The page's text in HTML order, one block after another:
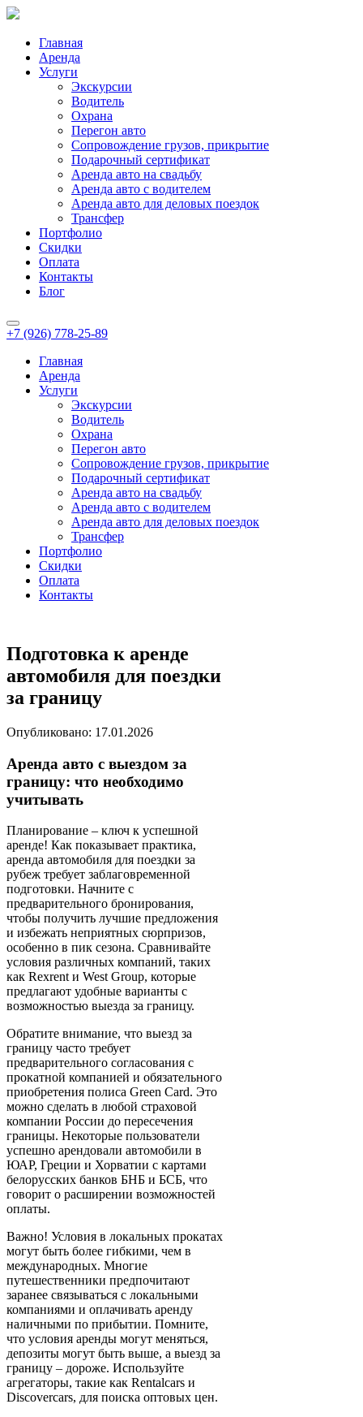
Главная
Аренда
Услуги
Экскурсии
Водитель
Охрана
Перегон авто
Сопровождение грузов, прикрытие
Подарочный сертификат
Аренда авто на свадьбу
Аренда авто с водителем
Аренда авто для деловых поездок
Трансфер
Портфолио
Скидки
Оплата
Контакты
Блог
+7 (926) 778-25-89
Главная
Аренда
Услуги
Экскурсии
Водитель
Охрана
Перегон авто
Сопровождение грузов, прикрытие
Подарочный сертификат
Аренда авто на свадьбу
Аренда авто с водителем
Аренда авто для деловых поездок
Трансфер
Портфолио
Скидки
Оплата
Контакты
Подготовка к аренде
автомобиля для поездки
за границу
Опубликовано: 17.01.2026
Аренда авто с выездом за
границу: что необходимо
учитывать
Планирование – ключ к успешной
аренде! Как показывает практика,
аренда автомобиля для поездки за
рубеж требует заблаговременной
подготовки. Начните с
предварительного бронирования,
чтобы получить лучшие предложения
и избежать неприятных сюрпризов,
особенно в пик сезона. Сравнивайте
условия различных компаний, таких
как Rexrent и West Group, которые
предлагают удобные варианты с
возможностью выезда за границу.
Обратите внимание, что выезд за
границу часто требует
предварительного согласования с
прокатной компанией и обязательного
приобретения полиса Green Card. Это
можно сделать в любой страховой
компании России до пересечения
границы. Некоторые пользователи
успешно арендовали автомобили в
ЮАР, Греции и Хорватии с картами
белорусских банков БНБ и БСБ, что
говорит о расширении возможностей
оплаты.
Важно! Условия в локальных прокатах
могут быть более гибкими, чем в
международных. Многие
путешественники предпочитают
заранее связываться с локальными
компаниями и оплачивать аренду
наличными по прибытии. Помните,
что условия аренды могут меняться,
депозиты могут быть выше, а выезд за
границу – дороже. Используйте
агрегаторы, такие как Rentalcars и
Discovercars, для поиска оптовых цен.